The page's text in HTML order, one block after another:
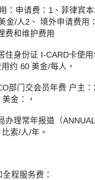
：申请费：1、菲律宾本
金/人2、 境外申请费用
费和维护费用
住身份证 I-CARD卡使用
用约 60 美金/每人，
部门交会员年费 户主：
金：，
办理常年报道（ANNUAL
索/人/年。
程服务费：